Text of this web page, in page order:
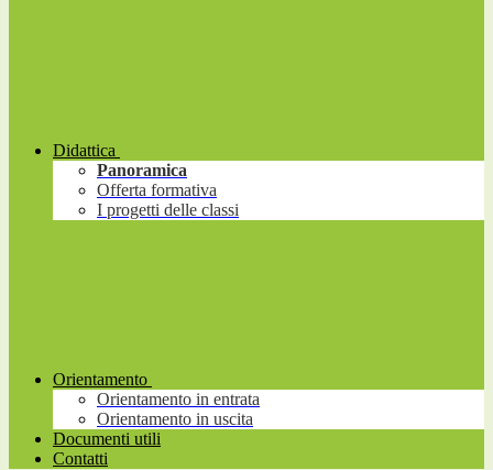
Didattica
Panoramica
Offerta formativa
I progetti delle classi
Orientamento
Orientamento in entrata
Orientamento in uscita
Documenti utili
Contatti